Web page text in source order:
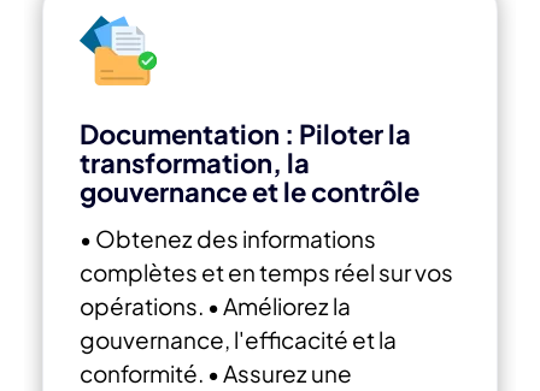
Documentation : Piloter la
transformation, la
gouvernance et le contrôle
• Obtenez des informations
complètes et en temps réel sur vos
opérations. • Améliorez la
gouvernance, l'efficacité et la
conformité. • Assurez une